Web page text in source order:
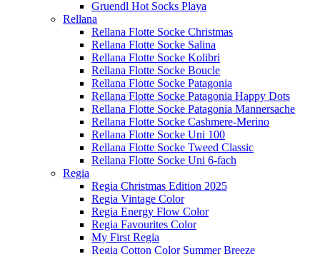
Gruendl Hot Socks Playa
Rellana
Rellana Flotte Socke Christmas
Rellana Flotte Socke Salina
Rellana Flotte Socke Kolibri
Rellana Flotte Socke Boucle
Rellana Flotte Socke Patagonia
Rellana Flotte Socke Patagonia Happy Dots
Rellana Flotte Socke Patagonia Mannersache
Rellana Flotte Socke Cashmere-Merino
Rellana Flotte Socke Uni 100
Rellana Flotte Socke Tweed Classic
Rellana Flotte Socke Uni 6-fach
Regia
Regia Christmas Edition 2025
Regia Vintage Color
Regia Energy Flow Color
Regia Favourites Color
My First Regia
Regia Cotton Color Summer Breeze